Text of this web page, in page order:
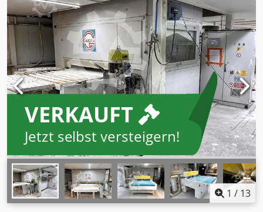
VERKAUFT
Jetzt selbst versteigern!
1 / 13